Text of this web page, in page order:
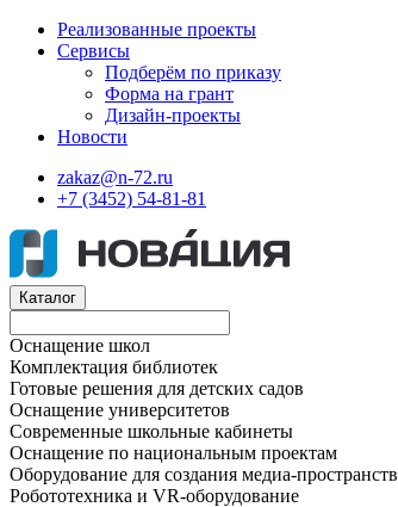
Реализованные проекты
Сервисы
Подберём по приказу
Форма на грант
Дизайн-проекты
Новости
zakaz@n-72.ru
+7 (3452) 54-81-81
Каталог
Оснащение школ
Комплектация библиотек
Готовые решения для детских садов
Оснащение университетов
Современные школьные кабинеты
Оснащение по национальным проектам
Оборудование для создания медиа-пространств
Робототехника и VR-оборудование